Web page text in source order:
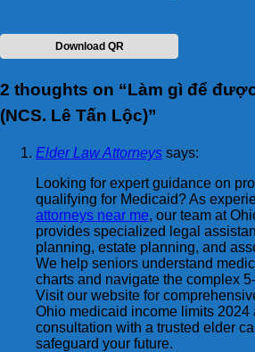
Download QR
2 thoughts on “Làm gì để
(NCS. Lê Tấn Lộc)”
Elder Law Attorneys says:
Looking for expert guidance on
qualifying for Medicaid? As
attorneys near me, our team at
provides specialized legal
planning, estate planning, and
We help seniors understand
charts and navigate the complex
Visit our website for
Ohio medicaid income limits 2024
consultation with a trusted elder
safeguard your future.